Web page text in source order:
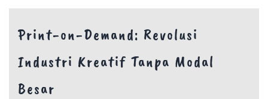
Print-on-Demand: Revolusi
Industri Kreatif Tanpa Modal
Besar